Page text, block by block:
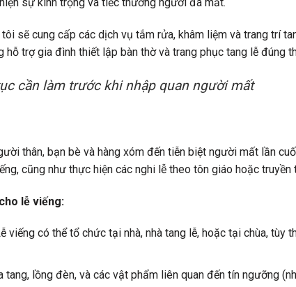
tôi sẽ cung cấp các dịch vụ tắm rửa, khâm liệm và trang trí
hỗ trợ gia đình thiết lập bàn thờ và trang phục tang lễ đúng
cần làm trước khi nhập quan người mất
thân, bạn bè và hàng xóm đến tiễn biệt người mất lần
cũng như thực hiện các nghi lễ theo tôn giáo hoặc truyền
lễ viếng:
viếng có thể tổ chức tại nhà, nhà tang lễ, hoặc tại chùa, tùy
tang, lồng đèn, và các vật phẩm liên quan đến tín ngưỡng